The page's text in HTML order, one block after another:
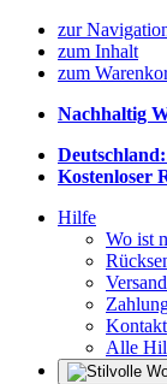
zur
zum Inhalt
zum
Nachhaltig
Kostenloser
Hilfe
Wo ist
Kontakt
Alle